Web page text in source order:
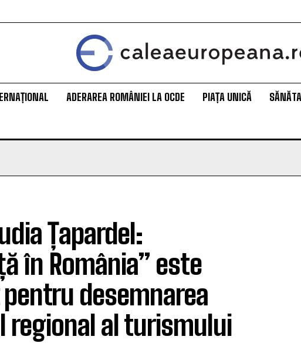
ADERAREA ROMÂNIEI LA OCDE PIAȚA UNICĂ
Țapardel:
în România” este
desemnarea
regional al turismului